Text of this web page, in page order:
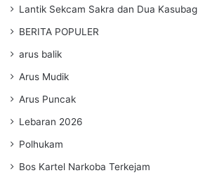
Lantik Sekcam Sakra dan Dua Kasubag
BERITA POPULER
arus balik
Arus Mudik
Arus Puncak
Lebaran 2026
Polhukam
Bos Kartel Narkoba Terkejam